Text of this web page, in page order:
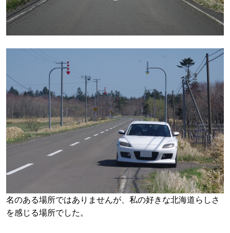
名のある場所ではありませんが、私の好きな北海道らしさ
を感じる場所でした。